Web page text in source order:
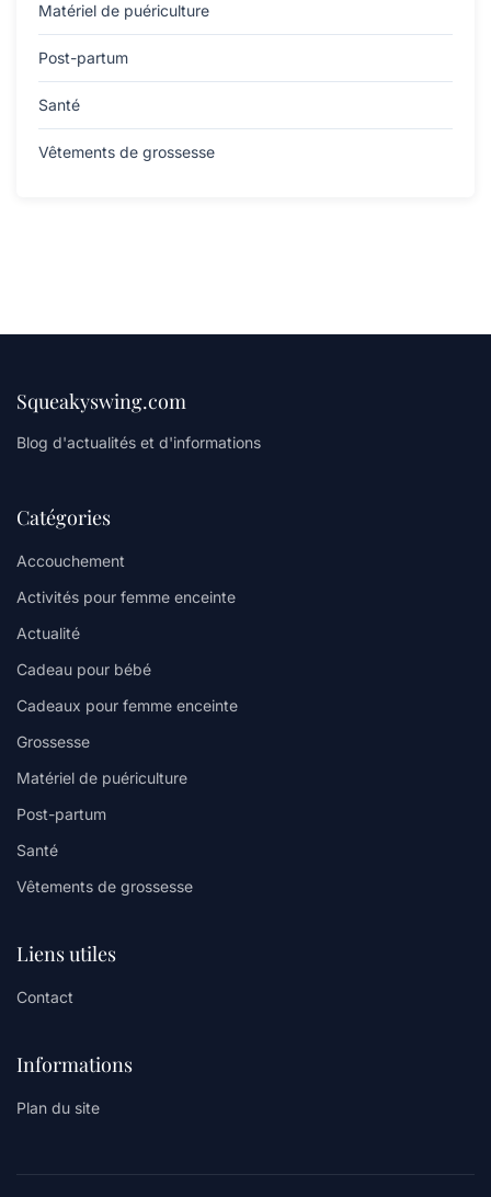
Matériel de puériculture
Post-partum
Santé
Vêtements de grossesse
Squeakyswing.com
Blog d'actualités et d'informations
Catégories
Accouchement
Activités pour femme enceinte
Actualité
Cadeau pour bébé
Cadeaux pour femme enceinte
Grossesse
Matériel de puériculture
Post-partum
Santé
Vêtements de grossesse
Liens utiles
Contact
Informations
Plan du site